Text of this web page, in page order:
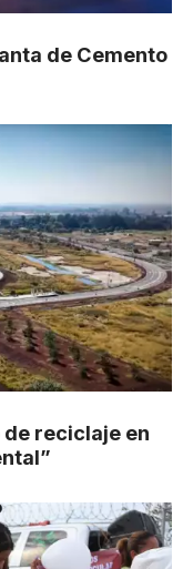
de Cemento
reciclaje en